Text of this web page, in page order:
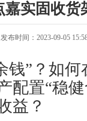
实固收货
发布时间：2023-09-05
钱”？如
配置“稳
益？